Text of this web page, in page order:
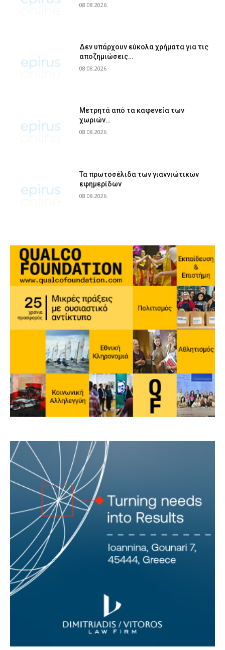
08.08.2026
Δεν υπάρχουν εύκολα χρήματα για τις
αποζημιώσεις…
08.08.2026
Μετρητά από τα καφενεία των
χωριών…
08.08.2026
Τα πρωτοσέλιδα των γιαννιώτικων
εφημερίδων
08.08.2026